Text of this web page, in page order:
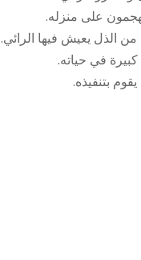
على منزله.
الذل يعيش فيها الرائي.
في حياته.
بتنفيذه.